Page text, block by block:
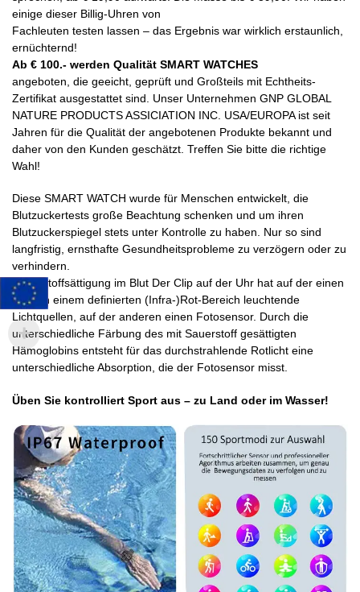
einige dieser Billig-Uhren von
Fachleuten testen lassen – das Ergebnis war wirklich erstaunlich,
ernüchternd!
Ab € 100.- werden Qualität SMART WATCHES
angeboten, die geeicht, geprüft und Großteils mit Echtheits-
Zertifikat ausgestattet sind. Unser Unternehmen GNP GLOBAL
NATURE PRODUCTS ASSICIATION INC. USA/EUROPA ist seit
Jahren für die Qualität der angebotenen Produkte bekannt und
daher von den Kunden geschätzt. Treffen Sie bitte die richtige
Wahl!
Diese SMART WATCH wurde für Menschen entwickelt, die
Blutzuckertests große Beachtung schenken und um ihren
Blutzuckerspiegel stets unter Kontrolle zu haben. Nur so sind
langfristig, ernsthafte Gesundheitsprobleme zu verzögern oder zu
verhindern.
Sauerstoffsättigung im Blut Der Clip auf der Uhr hat auf der einen
Seite in einem definierten (Infra-)Rot-Bereich leuchtende
Lichtquellen, auf der anderen einen Fotosensor. Durch die
unterschiedliche Färbung des mit Sauerstoff gesättigten
Hämoglobins entsteht für das durchstrahlende Rotlicht eine
unterschiedliche Absorption, die der Fotosensor misst.
Üben Sie kontrolliert Sport aus – zu Land oder im Wasser!